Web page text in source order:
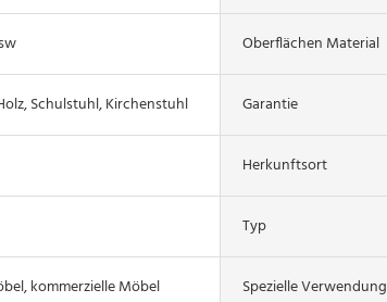
Oberflächen Material
Schulstuhl, Kirchenstuhl Garantie
Herkunftsort
Typ
kommerzielle Möbel Spezielle Verwendung